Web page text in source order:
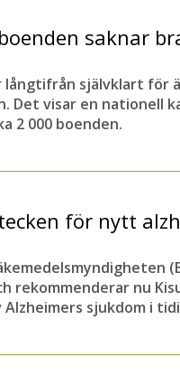
saknar
långtifrån självklart för
Det visar en nationell
2 000 boenden.
för nytt
rekommenderar nu
sjukdom i